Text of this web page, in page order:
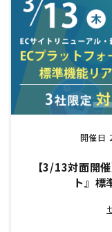
開催日
【3/13対面開
ト』標